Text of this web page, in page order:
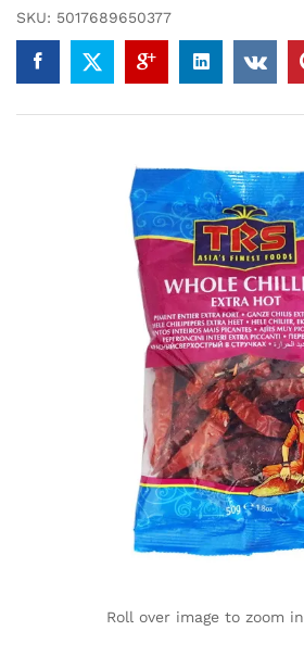
SKU: 5017689650377
Roll over image to zoom in